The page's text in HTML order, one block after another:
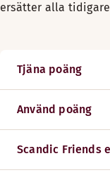
ersätter alla
Tjäna poäng
Använd poäng
Scandic Friends